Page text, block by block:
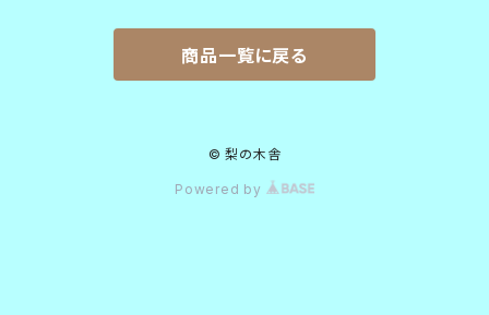
ふぇみんベトナムプロジェクト
商品一覧に戻る
© 梨の木舎
Powered by